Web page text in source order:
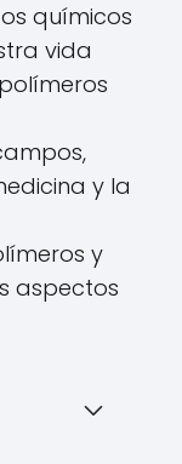
químicos
vida
y la
y
aspectos